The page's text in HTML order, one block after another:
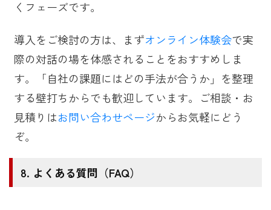
くフェーズです。
導入をご検討の方は、まずオンライン体験会で実
際の対話の場を体感されることをおすすめしま
す。「自社の課題にはどの手法が合うか」を整理
する壁打ちからでも歓迎しています。ご相談・お
見積りはお問い合わせページからお気軽にどう
ぞ。
よくある質問（FAQ）